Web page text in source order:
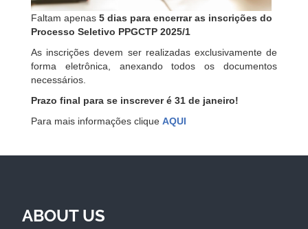
Faltam apenas 5 dias para encerrar as inscrições do
Processo Seletivo PPGCTP 2025/1
As inscrições devem ser realizadas exclusivamente de
forma eletrônica, anexando todos os documentos
necessários.
Prazo final para se inscrever é 31 de janeiro!
Para mais informações clique AQUI
ABOUT US